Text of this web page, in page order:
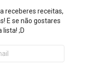
receberes receitas,
E se não gostares
lista! ;D